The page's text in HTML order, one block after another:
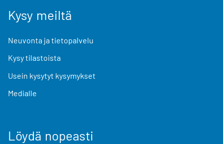
Kysy meiltä
Neuvonta ja tietopalvelu
Kysy tilastoista
Usein kysytyt kysymykset
Medialle
Löydä nopeasti